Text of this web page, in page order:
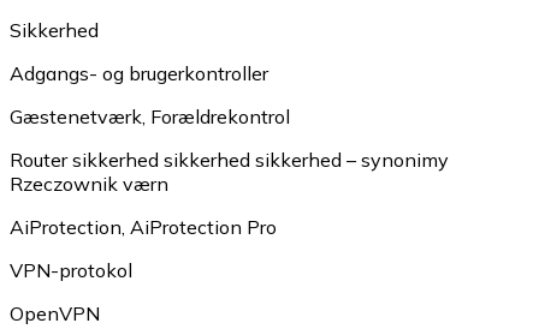
Sikkerhed
Adgangs- og brugerkontroller
Gæstenetværk Forældrekontrol
Router sikkerhed sikkerhed sikkerhed – synonimy
Rzeczownik værn
AiProtection AiProtection Pro
VPN-protokol
OpenVPN